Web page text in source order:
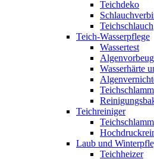
Teichdeko
Teichschlauch
Teich-Wasserpflege
Wassertest
Wasserhärte
Teichreiniger
Laub und
Teichheizer